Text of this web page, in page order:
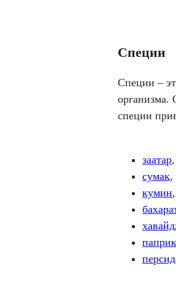
Специи
Специи –
организма.
специи
заатар,
сумак,
кумин,